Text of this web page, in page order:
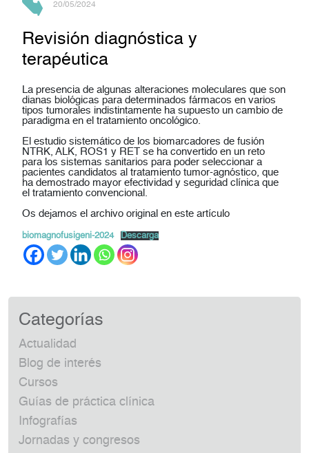
20/05/2024
Revisión diagnóstica y
terapéutica
La presencia de algunas alteraciones moleculares que son
dianas biológicas para determinados fármacos en varios
tipos tumorales indistintamente ha supuesto un cambio de
paradigma en el tratamiento oncológico.
El estudio sistemático de los biomarcadores de fusión
NTRK, ALK, ROS1 y RET se ha convertido en un reto
para los sistemas sanitarios para poder seleccionar a
pacientes candidatos al tratamiento tumor-agnóstico, que
ha demostrado mayor efectividad y seguridad clínica que
el tratamiento convencional.
Os dejamos el archivo original en este artículo
biomagnofusigeni-2024 Descarga
Categorías
Actualidad
Blog de interés
Cursos
Guías de práctica clínica
Infografías
Jornadas y congresos